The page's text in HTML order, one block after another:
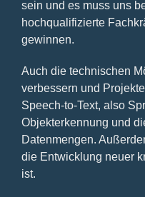
sein und es muss uns
hochqualifizierte
gewinnen.
Auch die technischen
verbessern und
Speech-to-Text, also
Objekterkennung und
Datenmengen.
die Entwicklung neuer
ist.